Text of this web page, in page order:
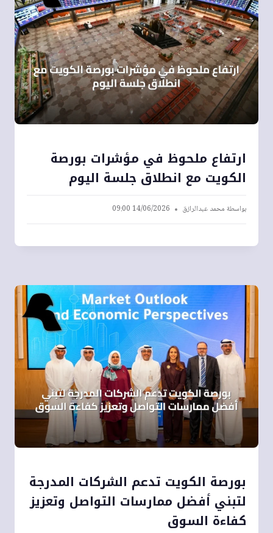
ارتفاع ملحوظ في مؤشرات بورصة
الكويت مع انطلاق جلسة اليوم
بواسطةمحمد عبدالرازق 14/06/2026 09:00
بورصة الكويت تدعم الشركات المدرجة
لتبني أفضل ممارسات التواصل وتعزيز
كفاءة السوق